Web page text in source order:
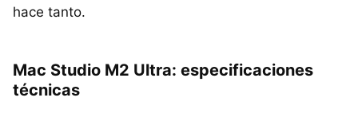
hace tanto.
Mac Studio M2 Ultra: especificaciones
técnicas